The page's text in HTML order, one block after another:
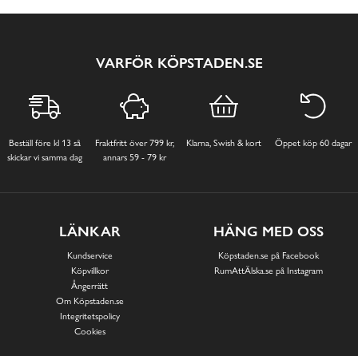
VARFÖR KÖPSTADEN.SE
Beställ före kl 13 så
skickar vi samma dag
Fraktfritt över 799 kr,
annars 59 - 79 kr
Klarna, Swish & kort Öppet köp 60 dagar
LÄNKAR
Kundservice
Köpvillkor
Ångerrätt
Om Köpstaden.se
Integritetspolicy
Cookies
HÄNG MED OSS
Köpstaden.se på Facebook
RumAttÄlska.se på Instagram